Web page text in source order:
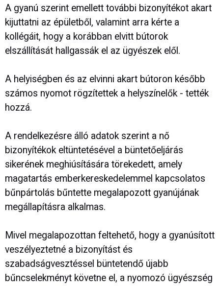
A gyanú szerint emellett további bizonyítékot akart
kijuttatni az épületből, valamint arra kérte a
kollégáit, hogy a korábban elvitt bútorok
elszállítását hallgassák el az ügyészek elől.
A helyiségben és az elvinni akart bútoron később
számos nyomot rögzítettek a helyszínelők - tették
hozzá.
A rendelkezésre álló adatok szerint a nő
bizonyítékok eltüntetésével a büntetőeljárás
sikerének meghiúsítására törekedett, amely
magatartás emberkereskedelemmel kapcsolatos
bűnpártolás bűntette megalapozott gyanújának
megállapításra alkalmas.
Mivel megalapozottan feltehető, hogy a gyanúsított
veszélyeztetné a bizonyítást és
szabadságvesztéssel büntetendő újabb
bűncselekményt követne el, a nyomozó ügyészség